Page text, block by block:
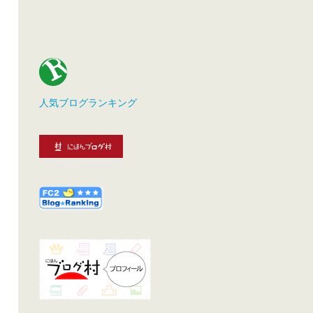
人気ブログランキング